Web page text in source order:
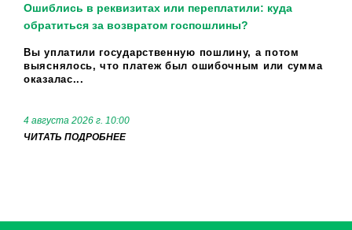
Ошиблись в реквизитах или переплатили: куда
обратиться за возвратом госпошлины?
Вы уплатили государственную пошлину, а потом
выяснялось, что платеж был ошибочным или сумма
оказалас...
4 августа 2026 г. 10:00
ЧИТАТЬ ПОДРОБНЕЕ